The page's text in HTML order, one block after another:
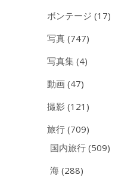
ボンテージ (17)
写真 (747)
写真集 (4)
動画 (47)
撮影 (121)
旅行 (709)
国内旅行 (509)
海 (288)